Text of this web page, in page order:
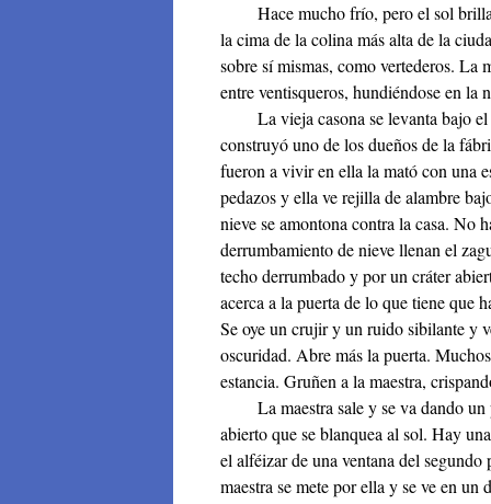
Hace mucho frío, pero el sol brilla.
la cima de la colina más alta de la
sobre sí mismas, como vertederos. La
entre ventisqueros, hundiéndose en la
La vieja casona se levanta bajo el
construyó uno de los dueños de la
fueron a vivir en ella la mató con una
pedazos y ella ve rejilla de alambre
nieve se amontona contra la casa.
derrumbamiento de nieve llenan el
techo derrumbado y por un cráter
acerca a la puerta de lo que tiene que
Se oye un crujir y un ruido sibilante y
oscuridad. Abre más la puerta.
estancia. Gruñen a la maestra,
La maestra sale y se va dando un
abierto que se blanquea al sol. Hay
el alféizar de una ventana del
maestra se mete por ella y se ve en